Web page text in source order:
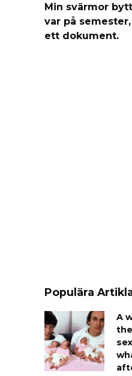
Min svärmor
var på
ett dokument.
Populära
A